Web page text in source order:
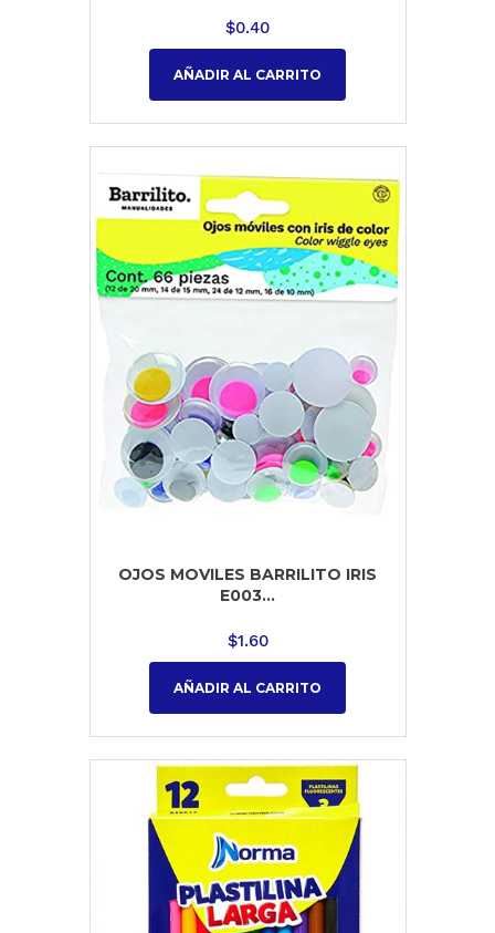
$0.40
AÑADIR AL CARRITO
OJOS MOVILES BARRILITO IRIS
E003...
$1.60
AÑADIR AL CARRITO